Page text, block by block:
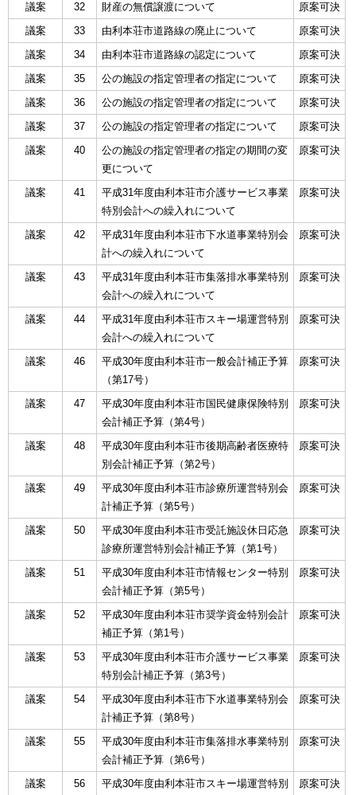
議案
32 財産の無償譲渡について
原案可決
議案
33 由利本荘市道路線の廃止について
原案可決
議案
34 由利本荘市道路線の認定について
原案可決
議案
35 公の施設の指定管理者の指定について
原案可決
議案
36 公の施設の指定管理者の指定について
原案可決
議案
37 公の施設の指定管理者の指定について
原案可決
議案
40
公の施設の指定管理者の指定の期間の変
更について
原案可決
議案 41
平成31年度由利本荘市介護サービス事業
特別会計への繰入れについて
原案可決
議案 42
平成31年度由利本荘市下水道事業特別会
計への繰入れについて
原案可決
議案 43
平成31年度由利本荘市集落排水事業特別
会計への繰入れについて
原案可決
議案 44
平成31年度由利本荘市スキー場運営特別
会計への繰入れについて
原案可決
議案 46
平成30年度由利本荘市一般会計補正予算
（第17号）
原案可決
議案 47
平成30年度由利本荘市国民健康保険特別
会計補正予算（第4号）
原案可決
議案 48
平成30年度由利本荘市後期高齢者医療特
別会計補正予算（第2号）
原案可決
議案 49
平成30年度由利本荘市診療所運営特別会
計補正予算（第5号）
原案可決
議案 50
平成30年度由利本荘市受託施設休日応急
診療所運営特別会計補正予算（第1号）
原案可決
議案 51
平成30年度由利本荘市情報センター特別
会計補正予算（第5号）
原案可決
議案 52
平成30年度由利本荘市奨学資金特別会計
補正予算（第1号）
原案可決
議案 53
平成30年度由利本荘市介護サービス事業
特別会計補正予算（第3号）
原案可決
議案 54
平成30年度由利本荘市下水道事業特別会
計補正予算（第8号）
原案可決
議案 55
平成30年度由利本荘市集落排水事業特別
会計補正予算（第6号）
原案可決
議案 56 平成30年度由利本荘市スキー場運営特別 原案可決